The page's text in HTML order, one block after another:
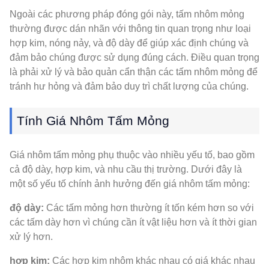
Ngoài các phương pháp đóng gói này, tấm nhôm mỏng
thường được dán nhãn với thông tin quan trọng như loại
hợp kim, nóng nảy, và độ dày để giúp xác định chúng và
đảm bảo chúng được sử dụng đúng cách. Điều quan trọng
là phải xử lý và bảo quản cẩn thận các tấm nhôm mỏng để
tránh hư hỏng và đảm bảo duy trì chất lượng của chúng.
Tính Giá Nhôm Tấm Mỏng
Giá nhôm tấm mỏng phụ thuộc vào nhiều yếu tố, bao gồm
cả độ dày, hợp kim, và nhu cầu thị trường. Dưới đây là
một số yếu tố chính ảnh hưởng đến giá nhôm tấm mỏng:
độ dày: Các tấm mỏng hơn thường ít tốn kém hơn so với
các tấm dày hơn vì chúng cần ít vật liệu hơn và ít thời gian
xử lý hơn.
hợp kim: Các hợp kim nhôm khác nhau có giá khác nhau